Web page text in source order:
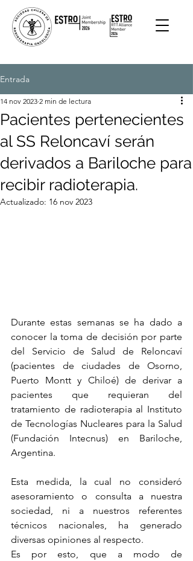
Entrada
Pacientes pertenecientes
al SS Reloncaví serán
derivados a Bariloche para
recibir radioterapia.
14 nov 2023 2 min de lectura
Actualizado: 16 nov 2023
Durante estas semanas se ha dado a
conocer la toma de decisión por parte
del Servicio de Salud de Reloncaví
(pacientes de ciudades de Osorno,
Puerto Montt y Chiloé) de derivar a
pacientes que requieran del
tratamiento de radioterapia al Instituto
de Tecnologías Nucleares para la Salud
(Fundación Intecnus) en Bariloche,
Argentina.
Esta medida, la cual no consideró
asesoramiento o consulta a nuestra
sociedad, ni a nuestros referentes
técnicos nacionales, ha generado
diversas opiniones al respecto.
Es por esto, que a modo de